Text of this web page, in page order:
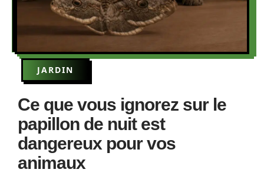
JARDIN
Ce que vous ignorez sur le
papillon de nuit est
dangereux pour vos
animaux